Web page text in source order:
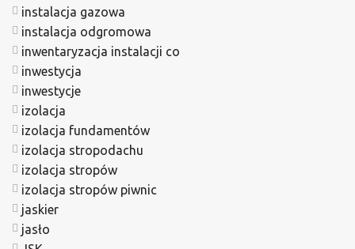
instalacja gazowa
instalacja odgromowa
inwentaryzacja instalacji co
inwestycja
inwestycje
izolacja
izolacja fundamentów
izolacja stropodachu
izolacja stropów
izolacja stropów piwnic
jaskier
jasło